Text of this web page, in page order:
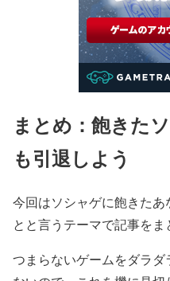
まとめ：飽きた
も引退しよう
今回はソシャゲに飽きたあ
とと言うテーマで記事をま
つまらないゲームをダラ